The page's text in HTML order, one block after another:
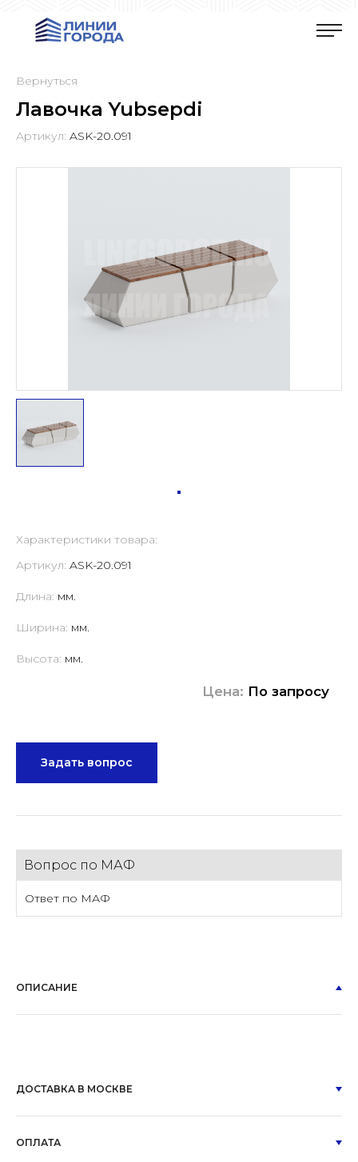
Вернуться
Лавочка Yubsepdi
Артикул: ASK-20.091
Характеристики товара:
Артикул: ASK-20.091
Длина: мм.
Ширина: мм.
Высота: мм.
Цена: По запросу
Задать вопрос
Вопрос по МАФ
Ответ по МАФ
ОПИСАНИЕ
ДОСТАВКА В МОСКВЕ
ОПЛАТА